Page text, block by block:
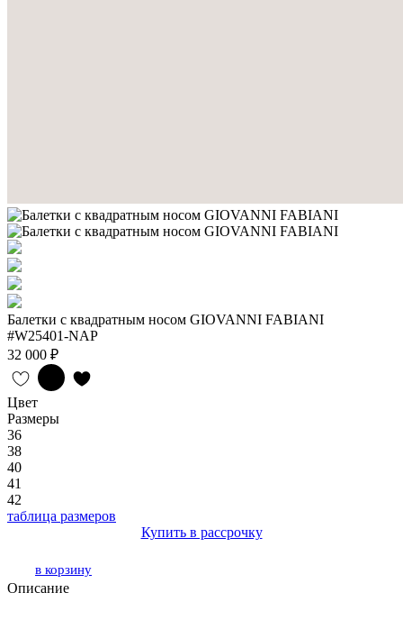
Балетки с квадратным носом GIOVANNI FABIANI
#W25401-NAP
32 000 ₽
Цвет
Размеры
36
38
40
41
42
таблица размеров
Купить в рассрочку
в корзину
Описание